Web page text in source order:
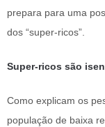
prepara para uma
dos “super-ricos”.
Super-ricos são
Como explicam os
população de baixa